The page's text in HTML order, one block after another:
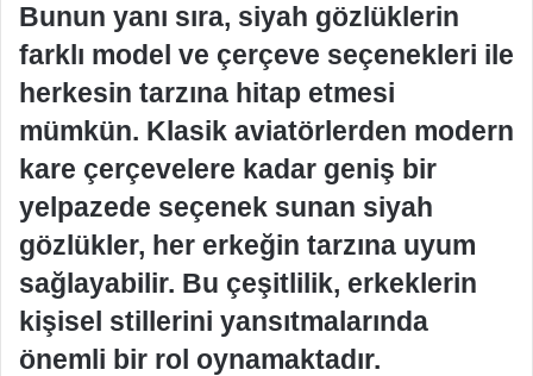
Bunun yanı sıra, siyah gözlüklerin
farklı model ve çerçeve seçenekleri ile
herkesin tarzına hitap etmesi
mümkün. Klasik aviatörlerden modern
kare çerçevelere kadar geniş bir
yelpazede seçenek sunan siyah
gözlükler, her erkeğin tarzına uyum
sağlayabilir. Bu çeşitlilik, erkeklerin
kişisel stillerini yansıtmalarında
önemli bir rol oynamaktadır.